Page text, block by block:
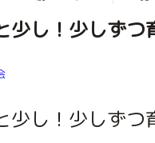
少し！少しずつ
少し！少しずつ